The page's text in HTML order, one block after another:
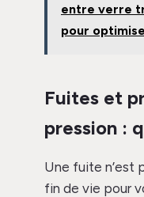
entre verre
pour
Fuites et
pression :
Une fuite n’est
fin de vie pour